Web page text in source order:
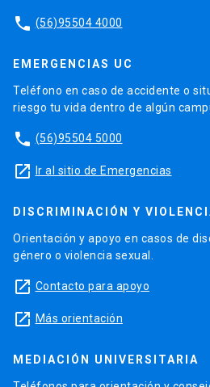
phone (56)95504 4000
EMERGENCIAS UC
Teléfono en caso de accidente o
riesgo tu vida dentro de algún
phone (56)95504 5000
launch Ir al sitio de Emergencias
DISCRIMINACIÓN Y
Orientación y apoyo en casos de
género o violencia sexual.
launch Contacto para apoyo
launch Más orientación
MEDIACIÓN UNIVERSITARIA